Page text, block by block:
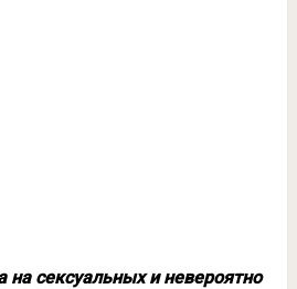
на сексуальных и невероятно